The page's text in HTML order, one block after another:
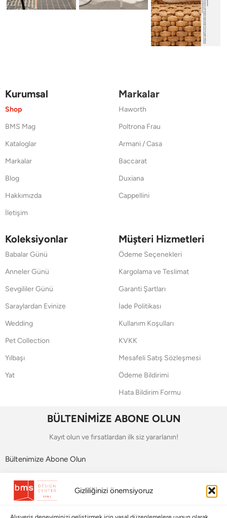
Gizliliğinizi önemsiyoruz
Kurumsal
Shop
BMS Mag
Kataloglar
Markalar
Blog
Hakkımızda
İletişim
Markalar
Haworth
Poltrona Frau
Armani / Casa
Baccarat
Duxiana
Cappellini
Koleksiyonlar
Babalar Günü
Anneler Günü
Sevgililer Günü
Saraylardan Evinize
Wedding
Pet Collection
Yılbaşı
Yat
Müşteri Hizmetleri
Ödeme Seçenekleri
Kargolama ve Teslimat
Garanti Şartları
İade Politikası
Kullanım Koşulları
KVKK
Mesafeli Satış Sözleşmesi
Ödeme Bildirimi
Hata Bildirim Formu
BÜLTENİMİZE ABONE OLUN
Kayıt olun ve fırsatlardan ilk siz yararlanın!
Bültenimize Abone Olun